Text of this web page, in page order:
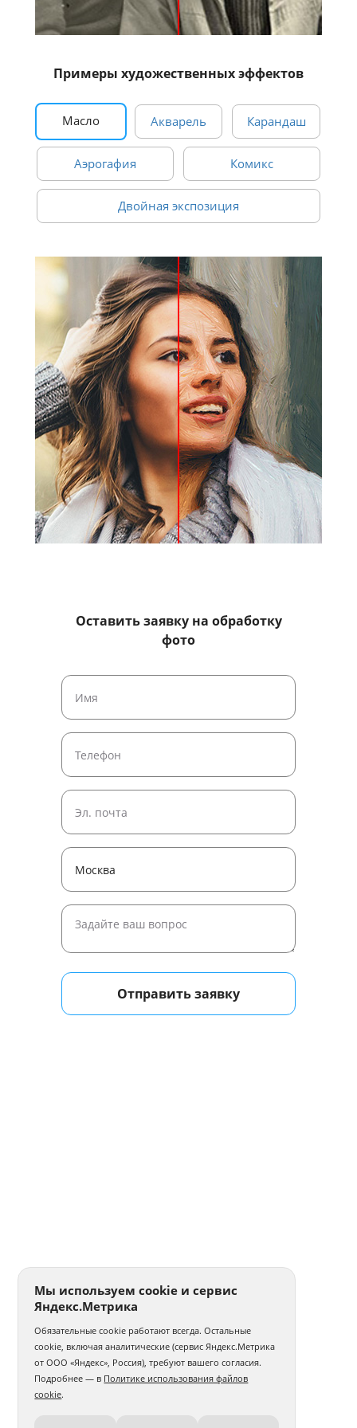
Примеры художественных эффектов
Масло Акварель Карандаш
Аэрогафия Комикс
Двойная экспозиция
Оставить заявку на обработку
фото
Отправить заявку
Мы используем cookie и сервис
Яндекс.Метрика
Обязательные cookie работают всегда. Остальные
cookie, включая аналитические (сервис Яндекс.Метрика
от ООО «Яндекс», Россия), требуют вашего согласия.
Подробнее — в Политике использования файлов
cookie.